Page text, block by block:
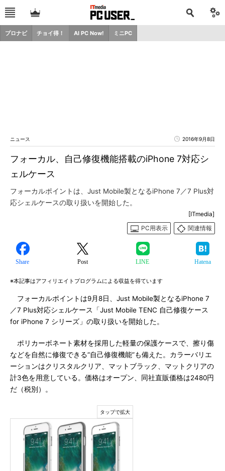
プロナビ チョイ得！ AI PC Now! ミニPC
ニュース 2016年9月8日
フォーカル、自己修復機能搭載のiPhone 7対応シ
ェルケース
フォーカルポイントは、Just Mobile製となるiPhone 7／7 Plus対
応シェルケースの取り扱いを開始した。
[ITmedia]
PC用表示
関連情報
Share Post LINE Hatena
※本記事はアフィリエイトプログラムによる収益を得ています
フォーカルポイントは9月8日、Just Mobile製となるiPhone 7
／7 Plus対応シェルケース「Just Mobile TENC 自己修復ケース
for iPhone 7 シリーズ」の取り扱いを開始した。
ポリカーボネート素材を採用した軽量の保護ケースで、擦り傷
などを自然に修復できる“自己修復機能”も備えた。カラーバリエ
ーションはクリスタルクリア、マットブラック、マットクリアの
計3色を用意している。価格はオープン、同社直販価格は2480円
だ（税別）。